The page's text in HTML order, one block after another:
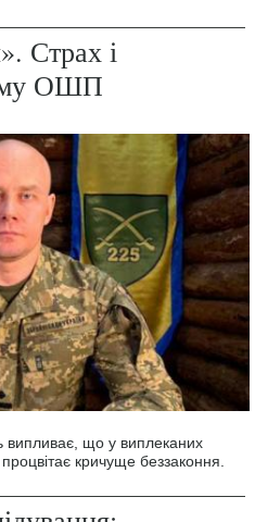
Страх і
му ОШП
випливає, що у виплеканих
кричуще беззаконня.